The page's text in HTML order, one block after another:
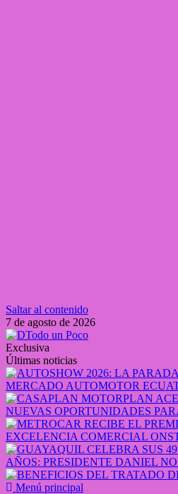
Saltar al contenido
7 de agosto de 2026
Exclusiva
Últimas noticias
MERCADO AUTOMOTOR
NUEVAS OPORTUNIDADES
EXCELENCIA COMERCIAL
AÑOS: PRESIDENTE DANIEL
Menú principal